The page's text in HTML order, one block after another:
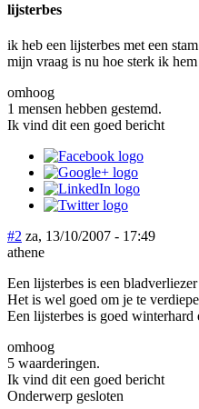
lijsterbes
ik heb een lijsterbes met een
mijn vraag is nu hoe sterk ik
omhoog
1 mensen hebben gestemd.
Ik vind dit een goed bericht
#2 za, 13/10/2007 - 17:49
athene
Een lijsterbes is een
Het is wel goed om je te
Een lijsterbes is goed
omhoog
5 waarderingen.
Ik vind dit een goed bericht
Onderwerp gesloten